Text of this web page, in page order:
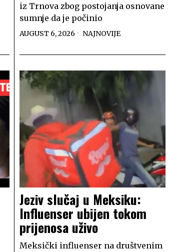
iz Trnova zbog postojanja osnovane
sumnje da je počinio
AUGUST 6, 2026 NAJNOVIJE
Jeziv slučaj u Meksiku:
Influenser ubijen tokom
prijenosa uživo
Meksički influenser na društvenim